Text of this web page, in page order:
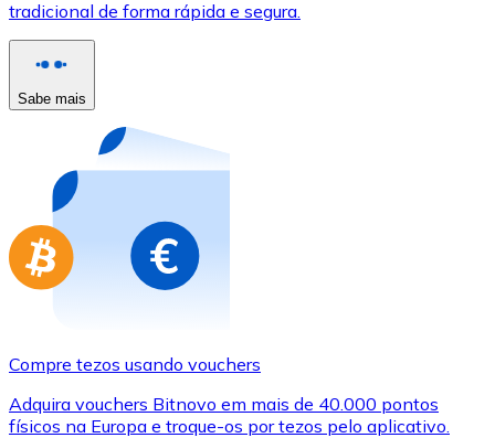
Use cartões Visa e Mastercard para comprar
Comprar com cartão
Compre cartões-presente das suas marcas favoritas
Ir para a loja de cartões-presente
tradicional de forma rápida e segura.
Sabe mais
Compre tezos usando vouchers
Adquira vouchers Bitnovo em mais de 40.000 pontos
físicos na Europa e troque-os por tezos pelo aplicativo.